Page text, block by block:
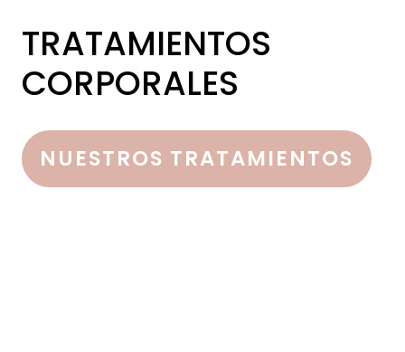
TRATAMIENTOS
CORPORALES
NUESTROS TRATAMIENTOS